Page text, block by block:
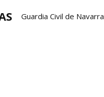
Guardia Civil de Navarra